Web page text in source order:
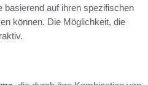
basierend auf ihren spezifischen
können. Die Möglichkeit, die